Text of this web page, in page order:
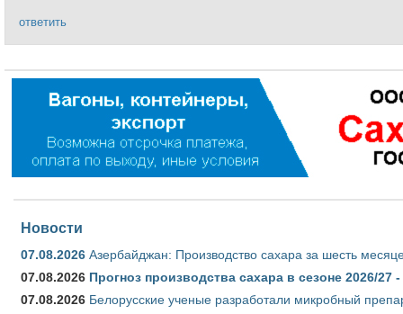
ответить
Новости
07.08.2026 Азербайджан: Производство сахара за шесть
07.08.2026 Прогноз производства сахара в сезоне 2026/
07.08.2026 Белорусские ученые разработали микробный